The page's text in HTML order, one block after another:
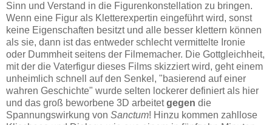
Sinn und Verstand in die Figurenkonstellation zu bringen.
Wenn eine Figur als Kletterexpertin eingeführt wird, sonst
keine Eigenschaften besitzt und alle besser klettern können
als sie, dann ist das entweder schlecht vermittelte Ironie
oder Dummheit seitens der Filmemacher. Die Gottgleichheit,
mit der die Vaterfigur dieses Films skizziert wird, geht einem
unheimlich schnell auf den Senkel, "basierend auf einer
wahren Geschichte" wurde selten lockerer definiert als hier
und das groß beworbene 3D arbeitetgegen die
Spannungswirkung von Sanctum! Hinzu kommen zahllose